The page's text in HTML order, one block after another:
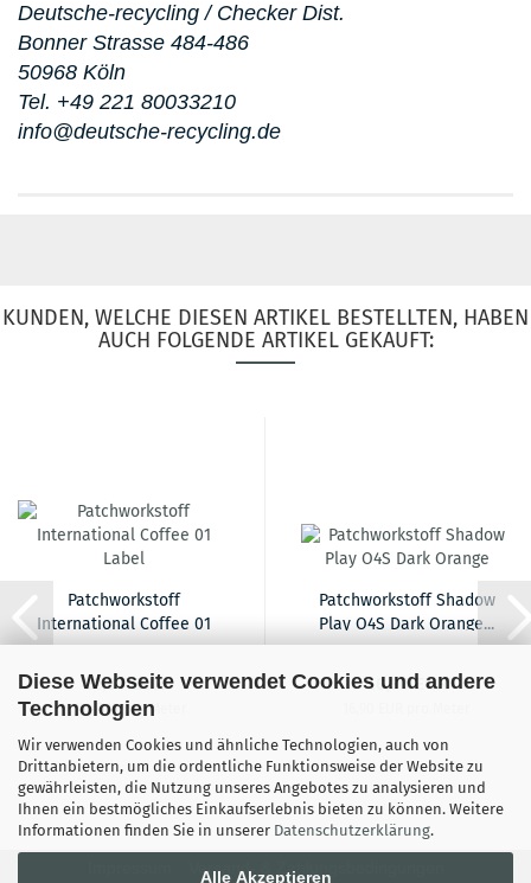
Diese Webseite verwendet Cookies und andere
Technologien
Wir verwenden Cookies und ähnliche Technologien, auch von
Drittanbietern, um die ordentliche Funktionsweise der Website zu
gewährleisten, die Nutzung unseres Angebotes zu analysieren und
Ihnen ein bestmögliches Einkaufserlebnis bieten zu können. Weitere
Informationen finden Sie in unserer Datenschutzerklärung.
Alle Akzeptieren
Deutsche-recycling / Checker Dist.
Bonner Strasse 484-486
50968 Köln
Tel. +49 221 80033210
info@deutsche-recycling.de
KUNDEN, WELCHE DIESEN ARTIKEL BESTELLTEN, HABEN
AUCH FOLGENDE ARTIKEL GEKAUFT:
Patchworkstoff
International Coffee 01
Label...
12,90 EUR
12,90 EUR pro Meter
Patchworkstoff Shadow
Play O4S Dark Orange...
16,90 EUR
Versand- & Zahlungsbedingungen